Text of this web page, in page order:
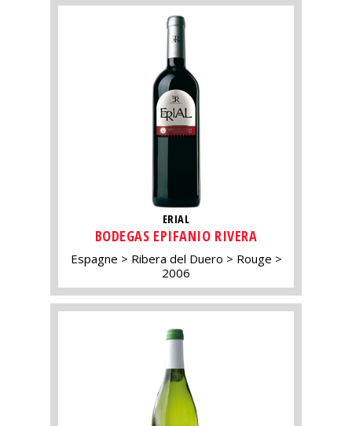
ERIAL
BODEGAS EPIFANIO RIVERA
Espagne Ribera del Duero
Rouge
2006